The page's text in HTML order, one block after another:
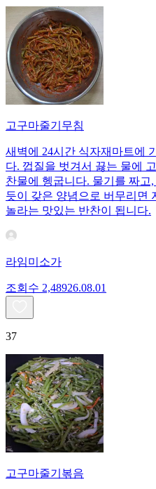
고구마줄기무침
새벽에 24시간 식자재마트에
다. 껍질을 벗겨서 끓는 물에
찬물에 헹굽니다. 물기를 짜
듯이 갖은 양념으로 버무리면
놀라는 맛있는 반찬이 됩니다.
라임미소가
조회수 2,48926.08.01
37
고구마줄기볶음